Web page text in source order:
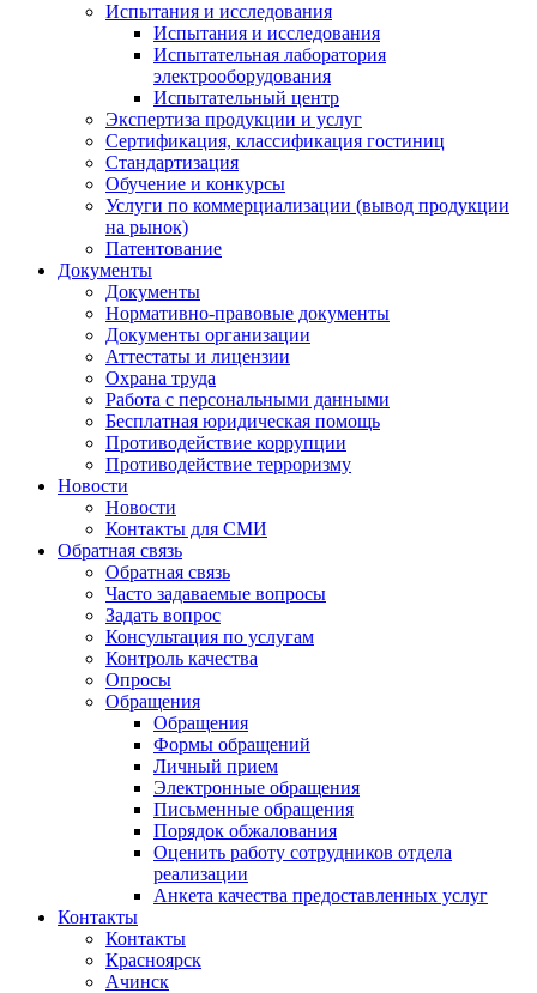
Испытания и исследования
Испытания и исследования
Испытательная лаборатория
электрооборудования
Испытательный центр
Экспертиза продукции и услуг
Сертификация, классификация гостиниц
Стандартизация
Обучение и конкурсы
Услуги по коммерциализации (вывод продукции
на рынок)
Патентование
Документы
Документы
Нормативно-правовые документы
Документы организации
Аттестаты и лицензии
Охрана труда
Работа с персональными данными
Бесплатная юридическая помощь
Противодействие коррупции
Противодействие терроризму
Новости
Новости
Контакты для СМИ
Обратная связь
Обратная связь
Часто задаваемые вопросы
Задать вопрос
Консультация по услугам
Контроль качества
Опросы
Обращения
Обращения
Формы обращений
Личный прием
Электронные обращения
Письменные обращения
Порядок обжалования
Оценить работу сотрудников отдела
реализации
Анкета качества предоставленных услуг
Контакты
Контакты
Красноярск
Ачинск